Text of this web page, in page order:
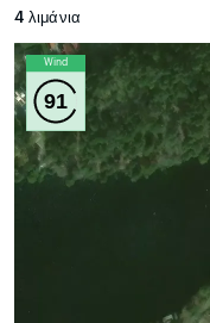
4 λιμάνια
Wind
91